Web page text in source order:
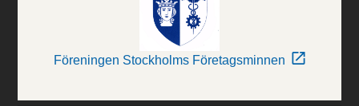
Föreningen Stockholms Företagsminnen